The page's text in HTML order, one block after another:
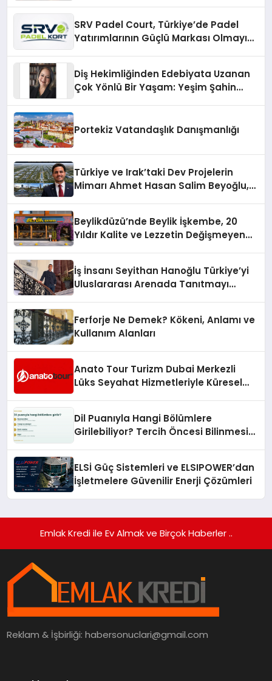
SRV Padel Court, Türkiye’de Padel
Yatırımlarının Güçlü Markası Olmayı
Diş Hekimliğinden Edebiyata Uzanan
Çok Yönlü Bir Yaşam: Yeşim Şahin
Portekiz Vatandaşlık Danışmanlığı
Türkiye ve Irak’taki Dev Projelerin
Mimarı Ahmet Hasan Salim Beyoğlu,
Hayata Geçirecek
Beylikdüzü’nde Beylik İşkembe, 20
Yıldır Kalite ve Lezzetin Değişmeyen
İş İnsanı Seyithan Hanoğlu Türkiye’yi
Uluslararası Arenada Tanıtmayı
Ferforje Ne Demek? Kökeni, Anlamı ve
Kullanım Alanları
Anato Tour Turizm Dubai Merkezli
Lüks Seyahat Hizmetleriyle Küresel
Dil Puanıyla Hangi Bölümlere
Girilebiliyor? Tercih Öncesi Bilinmesi
ELSİ Güç Sistemleri ve ELSIPOWER’dan
İşletmelere Güvenilir Enerji Çözümleri
Emlak Kredi ile Ev Almak ve Birçok Haberler ..
Reklam & İşbirliği:habersonuclari@gmail.com